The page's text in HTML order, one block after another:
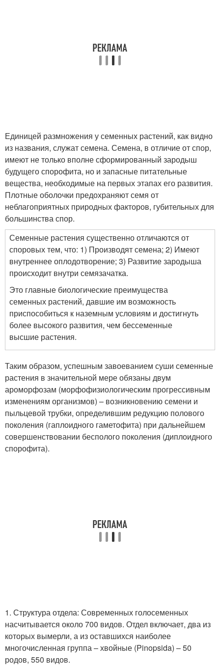
Единицей размножения у семенных растений, как видно
из названия, служат семена. Семена, в отличие от спор,
имеют не только вполне сформированный зародыш
будущего спорофита, но и запасные питательные
вещества, необходимые на первых этапах его развития.
Плотные оболочки предохраняют семя от
неблагоприятных природных факторов, губительных для
большинства спор.
Семенные растения существенно отличаются от
споровых тем, что: 1) Производят семена; 2) Имеют
внутреннее оплодотворение; 3) Развитие зародыша
происходит внутри семязачатка.
Это главные биологические преимущества
семенных растений, давшие им возможность
приспособиться к наземным условиям и достигнуть
более высокого развития, чем бессеменные
высшие растения.
Таким образом, успешным завоеванием суши семенные
растения в значительной мере обязаны двум
ароморфозам (морфофизиологическим прогрессивным
изменениям организмов) – возникновению семени и
пыльцевой трубки, определившим редукцию полового
поколения (гаплоидного гаметофита) при дальнейшем
совершенствовании бесполого поколения (диплоидного
спорофита).
1. Структура отдела: Современных голосеменных
насчитывается около 700 видов. Отдел включает, два из
которых вымерли, а из оставшихся наиболее
многочисленная группа – хвойные (Pinopsida) – 50
родов, 550 видов.